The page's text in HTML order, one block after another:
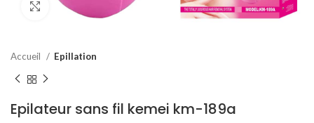
Click to enlarge
Accueil Epillation
Epilateur sans fil kemei km-189a